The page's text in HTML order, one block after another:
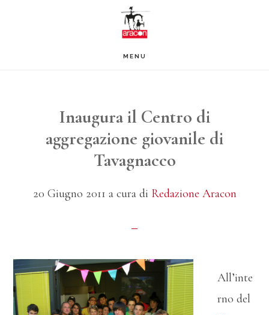
MENU
Inaugura il Centro di
aggregazione giovanile di
Tavagnacco
20 Giugno 2011 a cura di Redazione Aracon
All’inte
rno del